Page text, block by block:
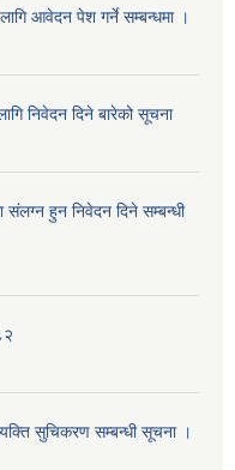
आवेदन पेश गर्ने सम्बन्धमा ।
निवेदन दिने बारेको सूचना
हुन निवेदन दिने सम्बन्धी
सुचिकरण सम्बन्धी सूचना ।